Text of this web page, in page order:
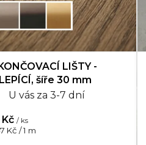
LIŠTY -
šíře 30 mm
U vás za 3-7 dní
/ ks
Kč / 1 m